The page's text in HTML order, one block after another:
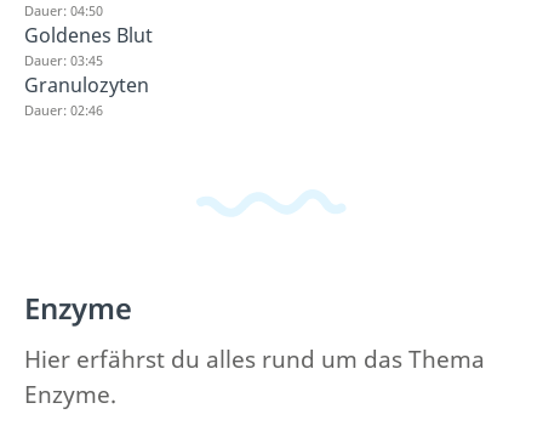
Dauer: 04:50
Goldenes Blut
Dauer: 03:45
Granulozyten
Dauer: 02:46
Enzyme
Hier erfährst du alles rund um das Thema
Enzyme.